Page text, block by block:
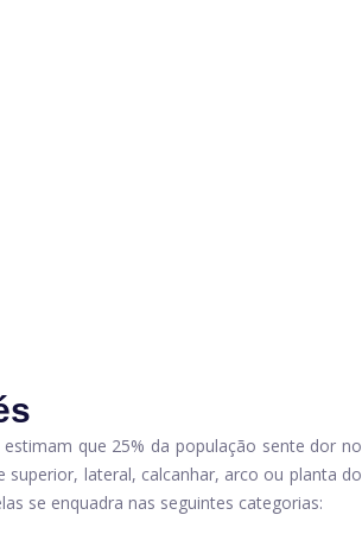
estimam que 25% da população sente dor no
lateral, calcanhar, arco ou planta do
se enquadra nas seguintes categorias: